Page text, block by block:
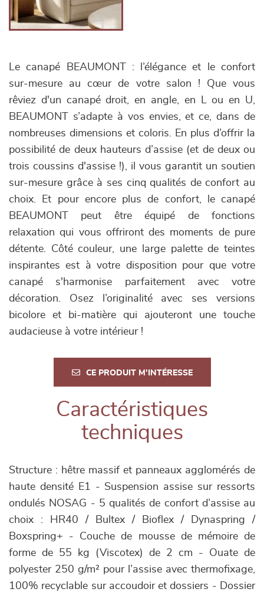
Le canapé BEAUMONT : l’élégance et le confort
sur-mesure au cœur de votre salon ! Que vous
rêviez d'un canapé droit, en angle, en L ou en U,
BEAUMONT s’adapte à vos envies, et ce, dans de
nombreuses dimensions et coloris. En plus d’offrir la
possibilité de deux hauteurs d’assise (et de deux ou
trois coussins d'assise !), il vous garantit un soutien
sur-mesure grâce à ses cinq qualités de confort au
choix. Et pour encore plus de confort, le canapé
BEAUMONT peut être équipé de fonctions
relaxation qui vous offriront des moments de pure
détente. Côté couleur, une large palette de teintes
inspirantes est à votre disposition pour que votre
canapé s'harmonise parfaitement avec votre
décoration. Osez l’originalité avec ses versions
bicolore et bi-matière qui ajouteront une touche
audacieuse à votre intérieur !
CE PRODUIT M'INTÉRESSE
Caractéristiques
techniques
Structure : hêtre massif et panneaux agglomérés de
haute densité E1 - Suspension assise sur ressorts
ondulés NOSAG - 5 qualités de confort d’assise au
choix : HR40 / Bultex / Bioflex / Dynaspring /
Boxspring+ - Couche de mousse de mémoire de
forme de 55 kg (Viscotex) de 2 cm - Ouate de
polyester 250 g/m² pour l’assise avec thermofixage,
100% recyclable sur accoudoir et dossiers - Dossier